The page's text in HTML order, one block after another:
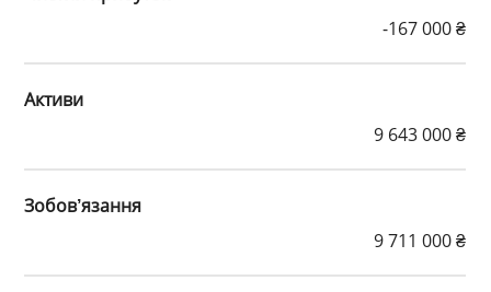
-167 000 ₴
Активи
9 643 000 ₴
Зобов’язання
9 711 000 ₴